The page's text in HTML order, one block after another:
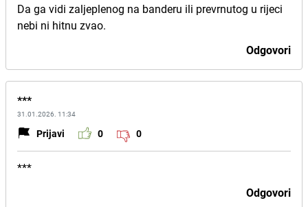
Da ga vidi zaljeplenog na banderu ili prevrnutog u rijeci
nebi ni hitnu zvao.
Odgovori
***
31.01.2026. 11:34
Prijavi 0 0
***
Odgovori